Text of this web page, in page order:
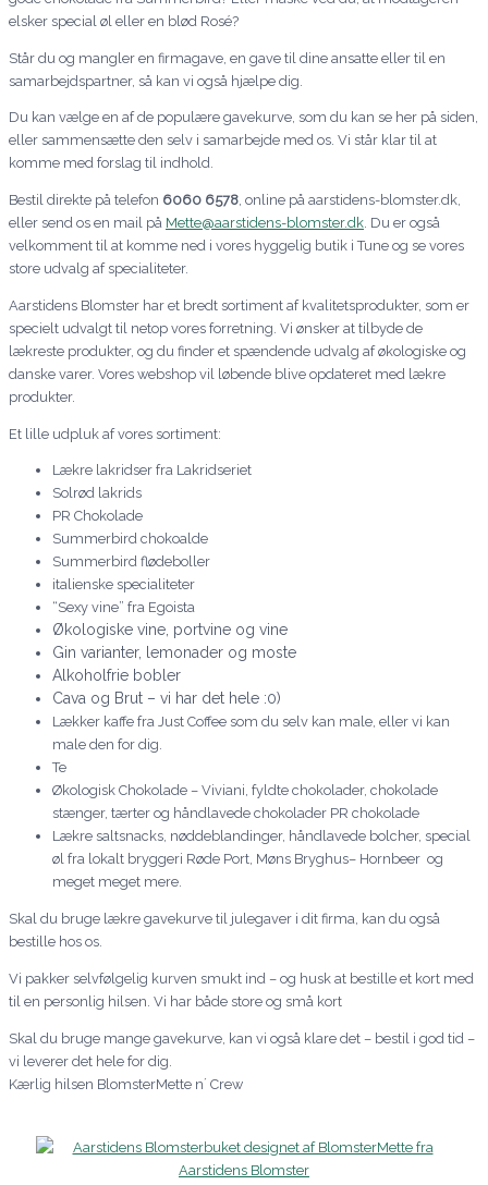
elsker special øl eller en blød Rosé?
Står du og mangler en firmagave, en gave til dine ansatte eller til en
samarbejdspartner, så kan vi også hjælpe dig.
Du kan vælge en af de populære gavekurve, som du kan se her på siden,
eller sammensætte den selv i samarbejde med os. Vi står klar til at
komme med forslag til indhold.
Bestil direkte på telefon 6060 6578, online på aarstidens-blomster.dk,
eller send os en mail på Mette@aarstidens-blomster.dk. Du er også
velkomment til at komme ned i vores hyggelig butik i Tune og se vores
store udvalg af specialiteter.
Aarstidens Blomster har et bredt sortiment af kvalitetsprodukter, som er
specielt udvalgt til netop vores forretning. Vi ønsker at tilbyde de
lækreste produkter, og du finder et spændende udvalg af økologiske og
danske varer. Vores webshop vil løbende blive opdateret med lækre
produkter.
Et lille udpluk af vores sortiment:
Lækre lakridser fra Lakridseriet
Solrød lakrids
PR Chokolade
Summerbird chokoalde
Summerbird flødeboller
italienske specialiteter
“Sexy vine” fra Egoista
Økologiske vine, portvine og vine
Gin varianter, lemonader og moste
Alkoholfrie bobler
Cava og Brut – vi har det hele :0)
Lækker kaffe fra Just Coffee som du selv kan male, eller vi kan
male den for dig.
Te
Økologisk Chokolade – Viviani, fyldte chokolader, chokolade
stænger, tærter og håndlavede chokolader PR chokolade
Lækre saltsnacks, nøddeblandinger, håndlavede bolcher, special
øl fra lokalt bryggeri Røde Port, Møns Bryghus– Hornbeer og
meget meget mere.
Skal du bruge lækre gavekurve til julegaver i dit firma, kan du også
bestille hos os.
Vi pakker selvfølgelig kurven smukt ind – og husk at bestille et kort med
til en personlig hilsen. Vi har både store og små kort
Skal du bruge mange gavekurve, kan vi også klare det – bestil i god tid –
vi leverer det hele for dig.
Kærlig hilsen BlomsterMette n´ Crew